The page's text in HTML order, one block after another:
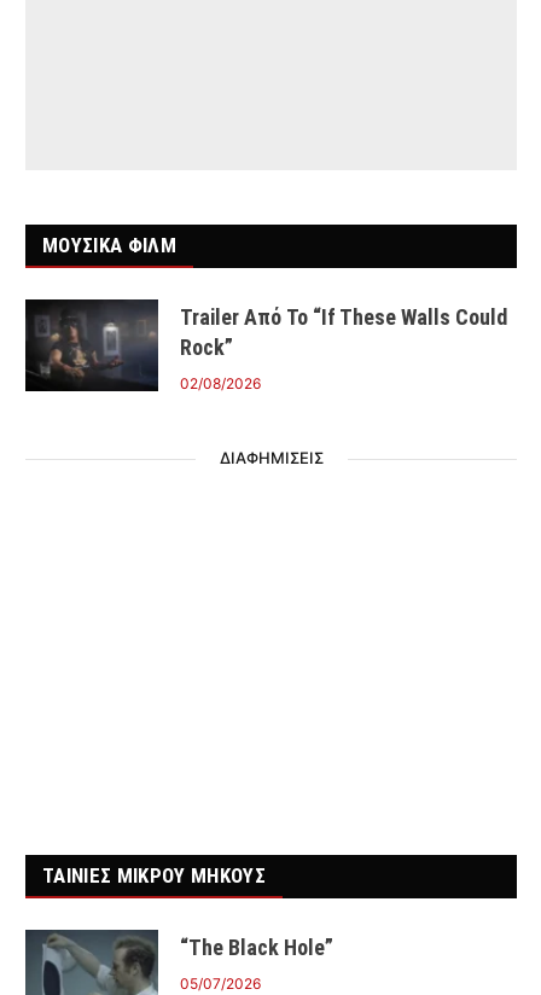
ΜΟΥΣΙΚΑ ΦΙΛΜ
Trailer Από Το “If These Walls Could
Rock”
02/08/2026
ΔΙΑΦΗΜΙΣΕΙΣ
ΤΑΙΝΙΕΣ ΜΙΚΡΟΥ ΜΗΚΟΥΣ
“The Black Hole”
05/07/2026